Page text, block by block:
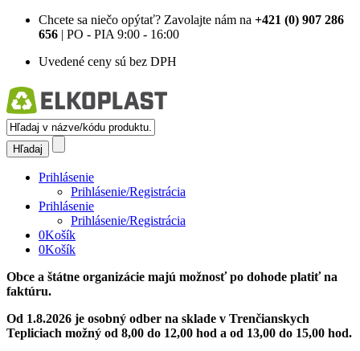
Chcete sa niečo opýtať? Zavolajte nám na +421 (0) 907 286
656 | PO - PIA 9:00 - 16:00
Uvedené ceny sú bez DPH
Prihlásenie
Prihlásenie/Registrácia
Prihlásenie
Prihlásenie/Registrácia
0Košík
0Košík
Obce a štátne organizácie majú možnosť po dohode platiť na
faktúru.
Od 1.8.2026 je osobný odber na sklade v Trenčianskych
Tepliciach možný od 8,00 do 12,00 hod a od 13,00 do 15,00 hod.